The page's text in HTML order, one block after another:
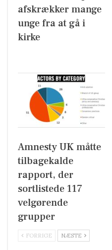
afskrækker mange
unge fra at gå i
kirke
Amnesty UK måtte
tilbagekalde
rapport, der
sortlistede 117
velgørende
grupper
FORRIGE NÆSTE